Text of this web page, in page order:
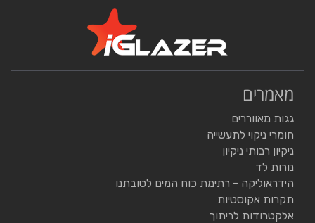
מאמרים
גגות מאווררים
חומרי ניקוי לתעשייה
ניקיון רבותי ניקיון
נורות לד
הידראוליקה - רתימת כוח המים לטובתנו
תקרות אקוסטיות
אלקטרודות לריתוך